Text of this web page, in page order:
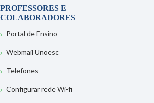
PROFESSORES E
COLABORADORES
Portal de Ensino
Webmail Unoesc
Telefones
Configurar rede Wi-fi